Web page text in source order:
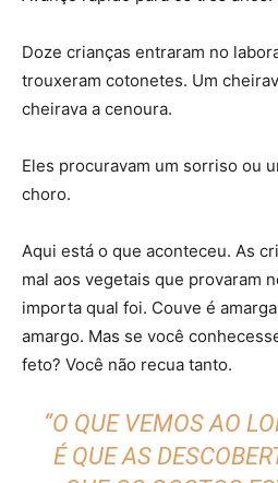
Doze crianças entraram no
trouxeram cotonetes. Um
cheirava a cenoura.
Eles procuravam um sorriso ou
choro.
Aqui está o que aconteceu. As
mal aos vegetais que provaram
importa qual foi. Couve é
amargo. Mas se você
feto? Você não recua tanto.
“O QUE VEMOS AO
É QUE AS